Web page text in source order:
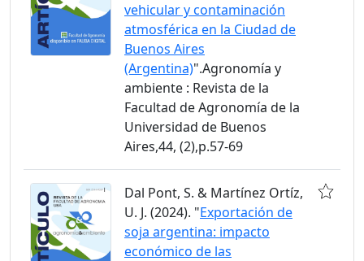
vehicular y contaminación
atmosférica en la Ciudad de
Buenos Aires
(Argentina)".Agronomía y
ambiente : Revista de la
Facultad de Agronomía de la
Universidad de Buenos
Aires,44, (2),p.57-69
Dal Pont, S. & Martínez Ortíz,
U. J. (2024). "Exportación de
soja argentina: impacto
económico de las